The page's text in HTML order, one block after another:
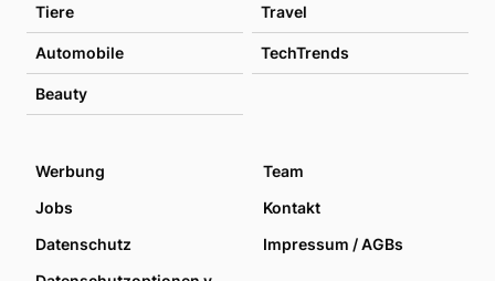
Tiere Travel
Automobile TechTrends
Beauty
Werbung
Team
Jobs
Kontakt
Datenschutz
Impressum / AGBs